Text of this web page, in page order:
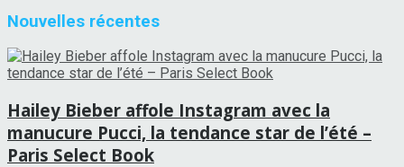
Nouvelles récentes
Hailey Bieber affole Instagram avec la
manucure Pucci, la tendance star de l’été –
Paris Select Book